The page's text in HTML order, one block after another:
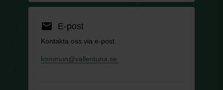
email E-post
Kontakta oss via e-post.
kommun@vallentuna.se